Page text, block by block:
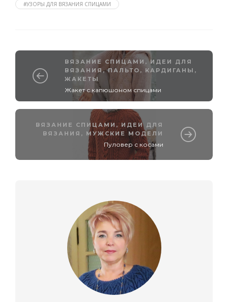
#УЗОРЫ ДЛЯ ВЯЗАНИЯ СПИЦАМИ
ВЯЗАНИЕ СПИЦАМИ ,ИДЕИ ДЛЯ
ВЯЗАНИЯ,ПАЛЬТО, КАРДИГАНЫ,
ЖАКЕТЫ
Жакет с капюшоном спицами
ВЯЗАНИЕ СПИЦАМИ,ИДЕИ ДЛЯ
ВЯЗАНИЯ , МУЖСКИЕ МОДЕЛИ
Пуловер с косами